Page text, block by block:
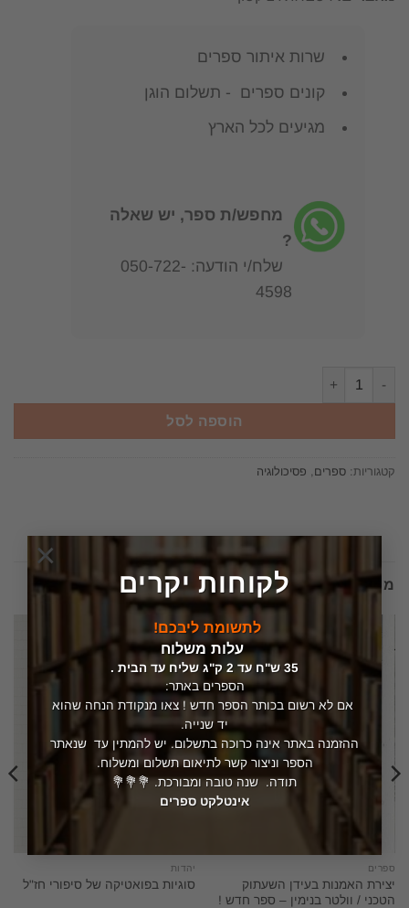
לקוחות יקרים
לתשומת ליבכם!
עלות משלוח
35 ש"ח עד 2 ק"ג שליח עד הבית .
הספרים באתר:
אם לא רשום בכותר הספר חדש ! צאו מנקודת הנחה שהוא
יד שנייה.
ההזמנה באתר אינה כרוכה בתשלום. יש להמתין עד שנאתר
הספר וניצור קשר לתיאום תשלום ומשלוח.
תודה. שנה טובה ומבורכת. 💐💐💐
אינטלקט ספרים
×
שרות איתור ספרים
קונים ספרים - תשלום הוגן
מגיעים לכל הארץ
מחפש/ת ספר, יש שאלה
?
שלח/י הודעה: 050-722-
4598
הוספה לסל
קטגוריות: ספרים , פסיכולוגיה
מוצרים קשורים
ספרים
יצירת האמנות בעידן השעתוק
הטכני / וולטר בנימין – ספר חדש !
יהדות
סוגיות בפואטיקה של סיפורי חז"ל